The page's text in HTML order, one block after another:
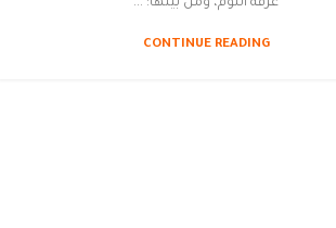
غرفة النوم، ومن بينها: ...
CONTINUE READING